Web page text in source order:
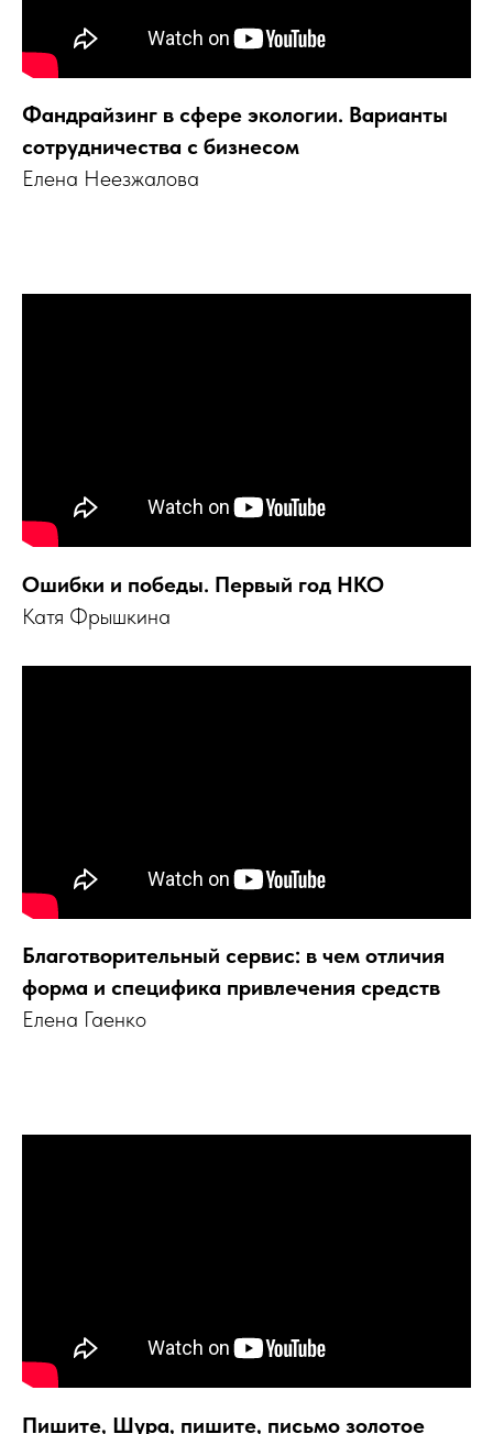
Фандрайзинг в сфере экологии. Варианты
сотрудничества с бизнесом
Елена Неезжалова
Ошибки и победы. Первый год НКО
Катя Фрышкина
Благотворительный сервис: в чем отличия
форма и специфика привлечения средств
Елена Гаенко
Пишите, Шура, пишите, письмо золотое